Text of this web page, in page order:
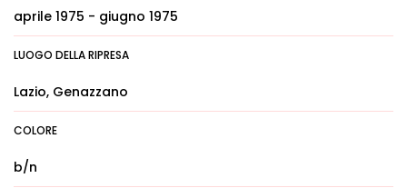
aprile 1975 - giugno 1975
LUOGO DELLA RIPRESA
Lazio, Genazzano
COLORE
b/n